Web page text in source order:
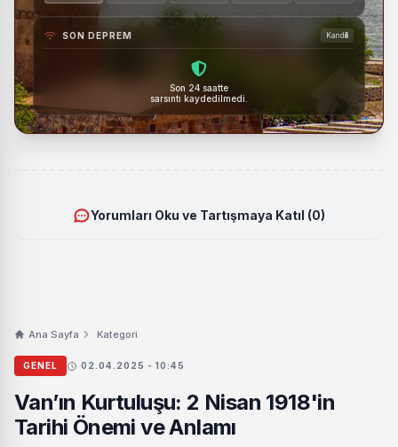
SON DEPREM Kandilli
Son 24 saatte
sarsıntı kaydedilmedi.
Yorumları Oku ve Tartışmaya Katıl (0)
Ana Sayfa Kategori
GENEL 02.04.2025 - 10:45
Van’ın Kurtuluşu: 2 Nisan 1918'in
Tarihi Önemi ve Anlamı